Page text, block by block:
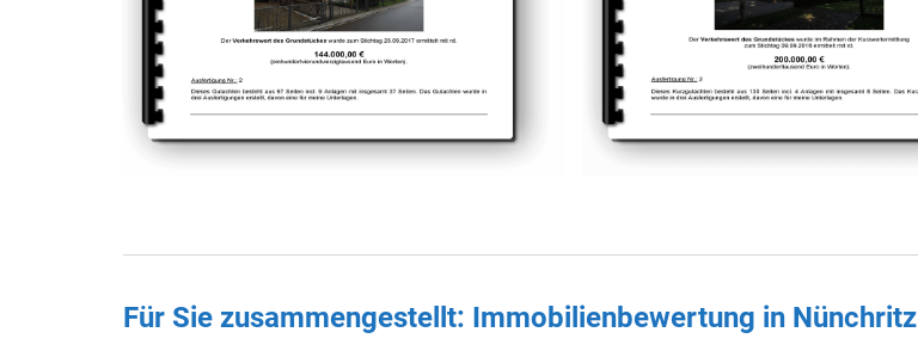
Für Sie zusammengestellt : Immobilienbewertung in Nünchritz